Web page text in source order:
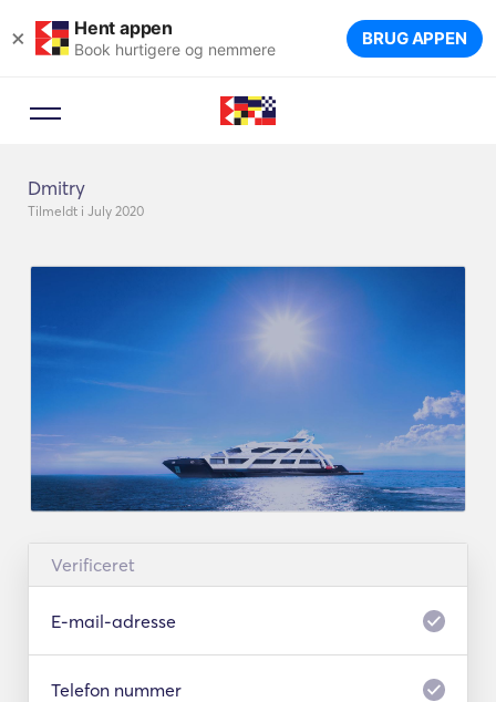
× Hent appen
Book hurtigere og nemmere BRUG APPEN
Dmitry
Tilmeldt i July 2020
Verificeret
E-mail-adresse
Telefon nummer